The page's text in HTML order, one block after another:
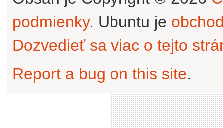
podmienky. Ubuntu je
Dozvedieť sa viac o tejto
Report a bug on this site.